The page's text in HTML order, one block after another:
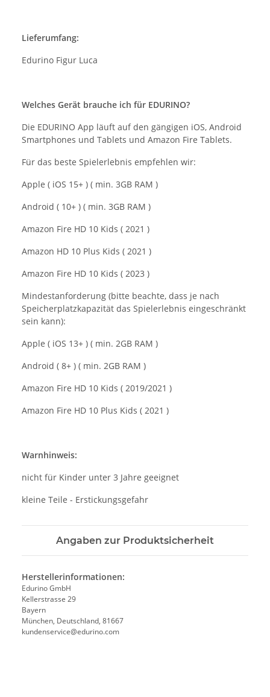
Lieferumfang:
Edurino Figur Luca
Welches Gerät brauche ich für EDURINO?
Die EDURINO App läuft auf den gängigen iOS, Android
Smartphones und Tablets und Amazon Fire Tablets.
Für das beste Spielerlebnis empfehlen wir:
Apple ( iOS 15+ ) ( min. 3GB RAM )
Android ( 10+ ) ( min. 3GB RAM )
Amazon Fire HD 10 Kids ( 2021 )
Amazon HD 10 Plus Kids ( 2021 )
Amazon Fire HD 10 Kids ( 2023 )
Mindestanforderung (bitte beachte, dass je nach
Speicherplatzkapazität das Spielerlebnis eingeschränkt
sein kann):
Apple ( iOS 13+ ) ( min. 2GB RAM )
Android ( 8+ ) ( min. 2GB RAM )
Amazon Fire HD 10 Kids ( 2019/2021 )
Amazon Fire HD 10 Plus Kids ( 2021 )
Warnhinweis:
nicht für Kinder unter 3 Jahre geeignet
kleine Teile - Erstickungsgefahr
Angaben zur Produktsicherheit
Herstellerinformationen:
Edurino GmbH
Kellerstrasse 29
Bayern
München, Deutschland, 81667
kundenservice@edurino.com